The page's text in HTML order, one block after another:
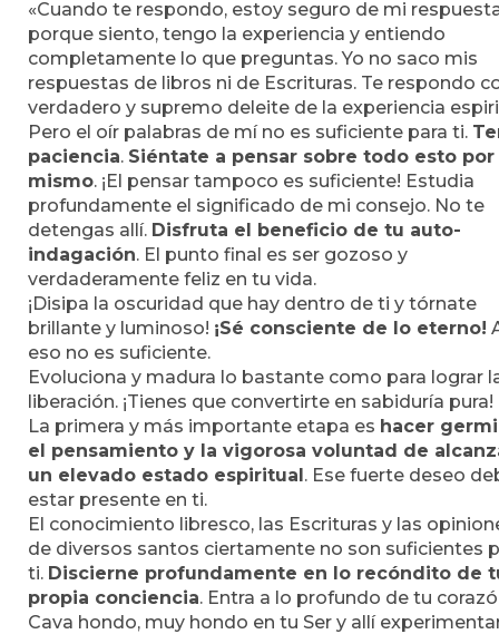
«Cuando te respondo, estoy seguro de mi
porque siento, tengo la experiencia y entiendo
completamente lo que preguntas. Yo no saco mis
respuestas de libros ni de Escrituras. Te respondo
verdadero y supremo deleite de la experiencia
Pero el oír palabras de mí no es suficiente para ti.
paciencia. Siéntate a pensar sobre todo esto
mismo. ¡El pensar tampoco es suficiente! Estudia
profundamente el significado de mi consejo. No te
detengas allí. Disfruta el beneficio de tu auto-
indagación. El punto final es ser gozoso y
verdaderamente feliz en tu vida.
¡Disipa la oscuridad que hay dentro de ti y tórnate
brillante y luminoso! ¡Sé consciente de lo eterno!
eso no es suficiente.
Evoluciona y madura lo bastante como para lograr
liberación. ¡Tienes que convertirte en sabiduría pura!
La primera y más importante etapa es hacer
el pensamiento y la vigorosa voluntad de
un elevado estado espiritual. Ese fuerte deseo
estar presente en ti.
El conocimiento libresco, las Escrituras y las
de diversos santos ciertamente no son suficientes
ti. Discierne profundamente en lo recóndito de
propia conciencia. Entra a lo profundo de tu
Cava hondo, muy hondo en tu Ser y allí